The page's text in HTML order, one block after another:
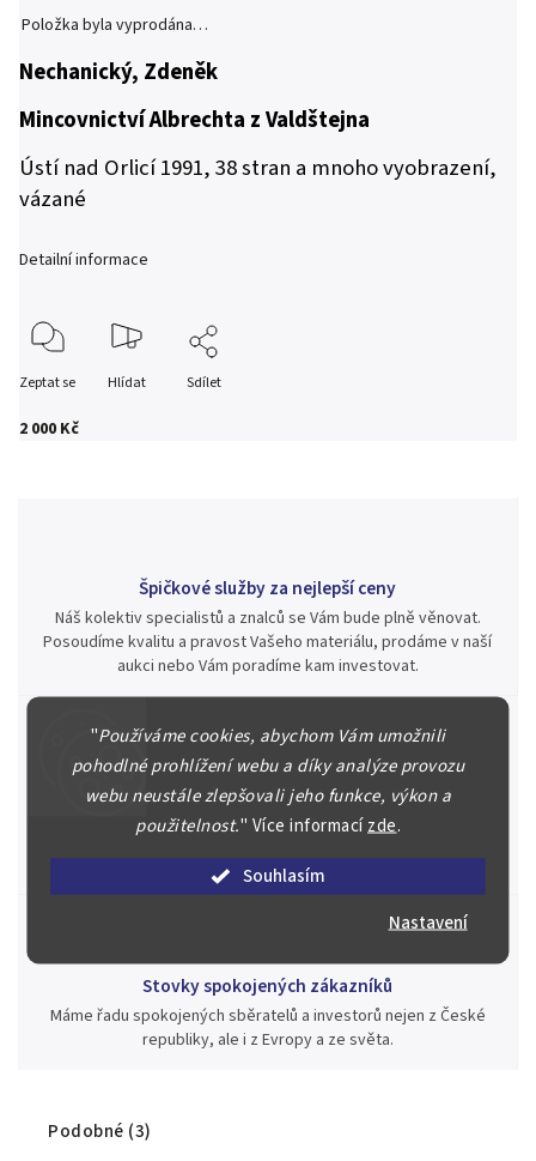
"Používáme cookies, abychom Vám umožnili
pohodlné prohlížení webu a díky analýze provozu
webu neustále zlepšovali jeho funkce, výkon a
použitelnost." Více informacízde.
Souhlasím
Nastavení
2 000 Kč
Položka byla vyprodána…
Nechanický, Zdeněk
Mincovnictví Albrechta z Valdštejna
Ústí nad Orlicí 1991, 38 stran a mnoho vyobrazení,
vázané
Detailní informace
Zeptat se Hlídat Sdílet
Špičkové služby za nejlepší ceny
Náš kolektiv specialistů a znalců se Vám bude plně věnovat.
Posoudíme kvalitu a pravost Vašeho materiálu, prodáme v naší
aukci nebo Vám poradíme kam investovat.
Jsme zde pro Vás nepřetržitě již od roku 2000
Během té doby jsme v našich aukcích prodali významné sbírky i
jednotlivé kusy unikátních mincí, bankovek, řádů a vyznamenání
za rekordní ceny.
Stovky spokojených zákazníků
Máme řadu spokojených sběratelů a investorů nejen z České
republiky, ale i z Evropy a ze světa.
Podobné (3)